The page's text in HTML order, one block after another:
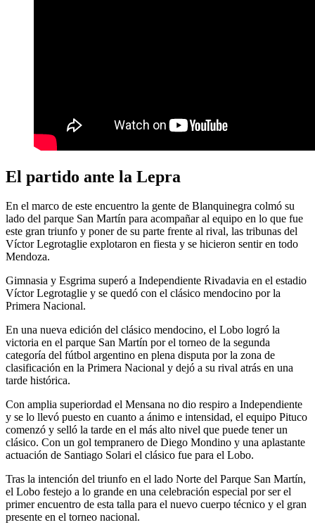
El partido ante la Lepra
En el marco de este encuentro la gente de Blanquinegra colmó su
lado del parque San Martín para acompañar al equipo en lo que fue
este gran triunfo y poner de su parte frente al rival, las tribunas del
Víctor Legrotaglie explotaron en fiesta y se hicieron sentir en todo
Mendoza.
Gimnasia y Esgrima superó a Independiente Rivadavia en el estadio
Víctor Legrotaglie y se quedó con el clásico mendocino por la
Primera Nacional.
En una nueva edición del clásico mendocino, el Lobo logró la
victoria en el parque San Martín por el torneo de la segunda
categoría del fútbol argentino en plena disputa por la zona de
clasificación en la Primera Nacional y dejó a su rival atrás en una
tarde histórica.
Con amplia superiordad el Mensana no dio respiro a Independiente
y se lo llevó puesto en cuanto a ánimo e intensidad, el equipo Pituco
comenzó y selló la tarde en el más alto nivel que puede tener un
clásico. Con un gol tempranero de Diego Mondino y una aplastante
actuación de Santiago Solari el clásico fue para el Lobo.
Tras la intención del triunfo en el lado Norte del Parque San Martín,
el Lobo festejo a lo grande en una celebración especial por ser el
primer encuentro de esta talla para el nuevo cuerpo técnico y el gran
presente en el torneo nacional.